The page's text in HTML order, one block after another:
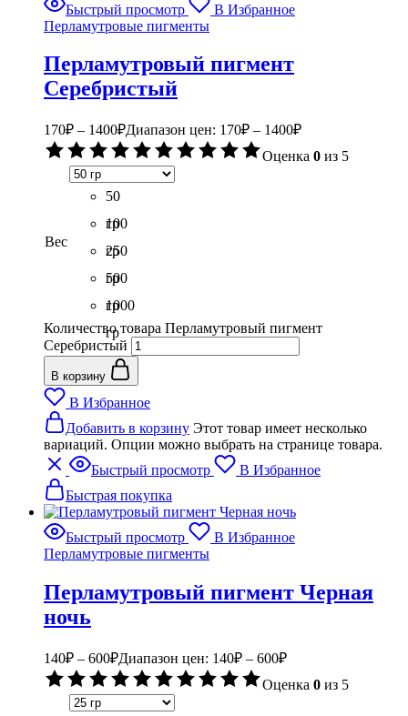
Быстрый просмотр
В Избранное
Перламутровые пигменты
Перламутровый пигмент
Серебристый
170₽ – 1400₽Диапазон цен: 170₽ – 1400₽
Оценка 0 из 5
Вес
50
гр
100
гр
250
гр
500
гр
1000
гр
Количество товара Перламутровый пигмент
Серебристый
В корзину
В Избранное
Добавить в корзину Этот товар имеет несколько
вариаций. Опции можно выбрать на странице товара.
Быстрый просмотр
В Избранное
Быстрая покупка
Быстрый просмотр
В Избранное
Перламутровые пигменты
Перламутровый пигмент Черная
ночь
140₽ – 600₽Диапазон цен: 140₽ – 600₽
Оценка 0 из 5